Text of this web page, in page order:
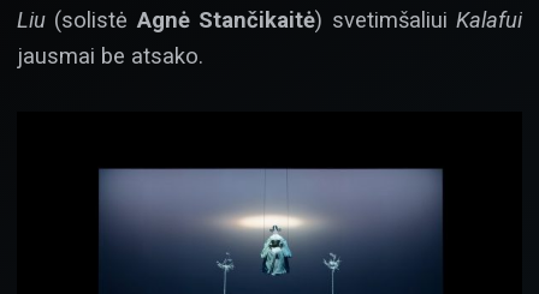
Liu (solistė Agnė Stančikaitė) svetimšaliuiKalafui
jausmai be atsako.